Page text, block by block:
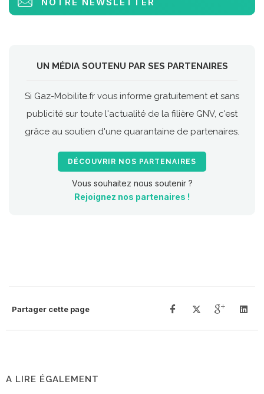
NOTRE NEWSLETTER
UN MÉDIA SOUTENU PAR SES PARTENAIRES
Si Gaz-Mobilite.fr vous informe gratuitement et sans
publicité sur toute l'actualité de la filière GNV, c'est
grâce au soutien d'une quarantaine de partenaires.
DÉCOUVRIR NOS PARTENAIRES
Vous souhaitez nous soutenir ?
Rejoignez nos partenaires !
Partager cette page
A LIRE ÉGALEMENT